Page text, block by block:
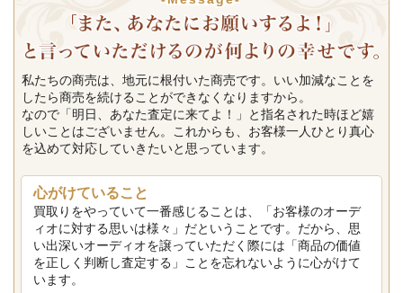
私たちの商売は、地元に根付いた商売です。いい加減なことを
したら商売を続けることができなくなりますから。
なので「明日、あなた査定に来てよ！」と指名された時ほど嬉
しいことはございません。これからも、お客様一人ひとり真心
を込めて対応していきたいと思っています。
心がけていること
買取りをやっていて一番感じることは、「お客様のオーデ
ィオに対する思いは様々」だということです。だから、思
い出深いオーディオを譲っていただく際には「商品の価値
を正しく判断し査定する」ことを忘れないように心がけて
います。